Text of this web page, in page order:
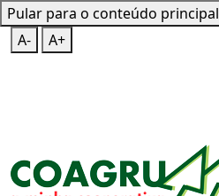
Pular para o conteúdo principal
Mapa do SiteTeclas de Atalho
A-
A+